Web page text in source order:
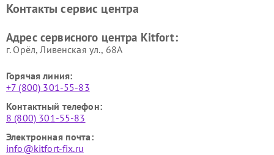
Kitfort
Kitfort
Kitfort
Kitfort
Контакты сервис центра
Адрес сервисного центра Kitfort:
г. Орёл, Ливенская ул., 68А
Горячая линия:
+7 (800) 301-55-83
Контактный телефон:
8 (800) 301-55-83
Электронная почта:
info@kitfort-fix.ru